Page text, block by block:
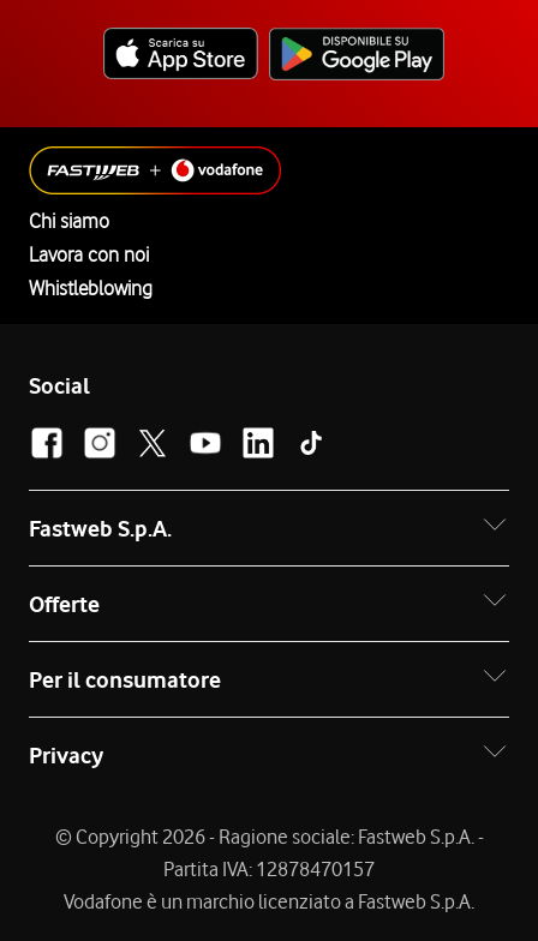
Chi siamo
Lavora con noi
Whistleblowing
Social
Fastweb S.p.A.
Offerte
Per il consumatore
Privacy
© Copyright 2026 - Ragione sociale: Fastweb S.p.A. -
Partita IVA: 12878470157
Vodafone è un marchio licenziato a Fastweb S.p.A.